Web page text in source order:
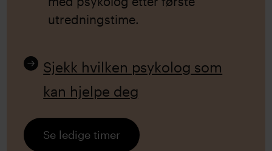
utredningstime.
Sjekk hvilken psykolog som
kan hjelpe deg
Se ledige timer